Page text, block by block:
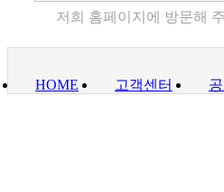
저희 홈페이지에 방문해
HOME 고객센터